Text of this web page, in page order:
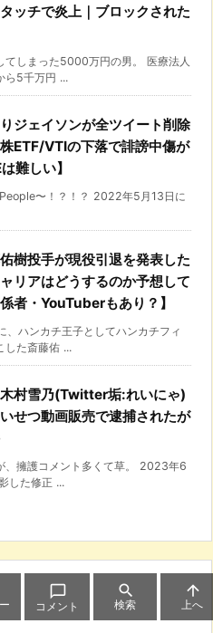
ッチで炎上｜ブロックされた
てしまった5000万円の男。 医療法人
ら5千万円 ...
りジェイソンが全ツイート削除
ETF/VTIの下落で誹謗中傷が
難しい】
〜！？！？ 2022年5月13日に
佑樹投手が現役引退を発表した
リアはどうするのか予想して
者・YouTuberもあり？】
、ハンカチ王子としてハンカチフィ
した斎藤佑 ...
木村雪乃(Twitter垢:れいにゃ)
せつ動画販売で逮捕されたが
、擁護コメント多くて草。 2023年6
した修正 ...

コメント

検索

上へ